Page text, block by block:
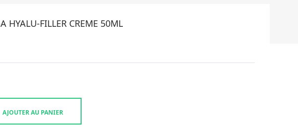
HYALU-FILLER CREME 50ML
AJOUTER AU PANIER